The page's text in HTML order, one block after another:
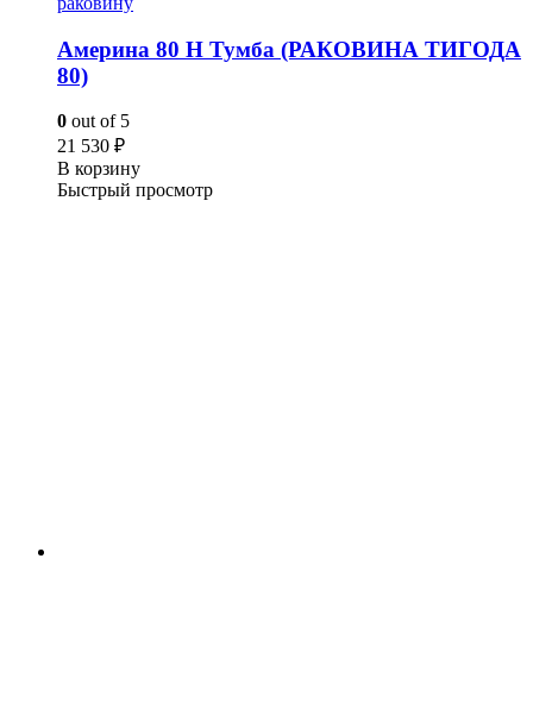
Америна 80 Н Тумба (РАКОВИНА ТИГОДА
80)
0 out of 5
21 530 ₽
В корзину
Быстрый просмотр